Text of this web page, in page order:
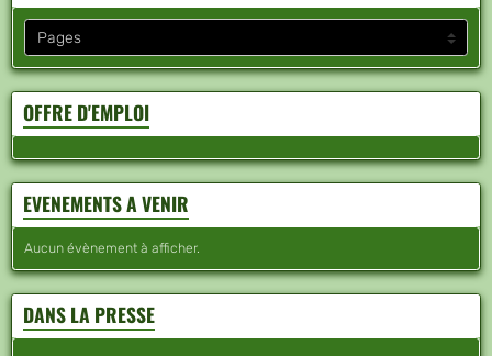
OFFRE D'EMPLOI
EVENEMENTS A VENIR
Aucun évènement à afficher.
DANS LA PRESSE